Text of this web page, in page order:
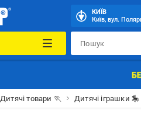
КИЇВ
Київ, вул.
Дитячі товари 🏃 Дитячі іграшки 🎠